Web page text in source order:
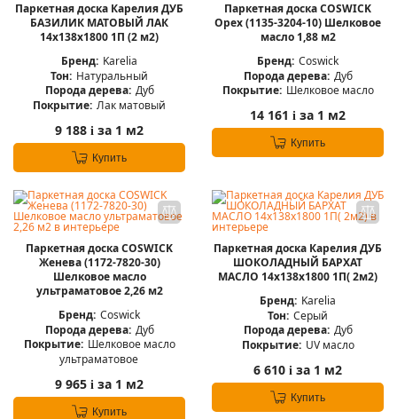
Паркетная доска Карелия ДУБ
БАЗИЛИК МАТОВЫЙ ЛАК
14x138x1800 1П (2 м2)
Бренд: Karelia
Тон: Натуральный
Порода дерева: Дуб
Покрытие: Лак матовый
9 188 i за 1 м2
Купить
Паркетная доска COSWICK
Орех (1135-3204-10) Шелковое
масло 1,88 м2
Бренд: Coswick
Порода дерева: Дуб
Покрытие: Шелковое масло
14 161 i за 1 м2
Купить
Паркетная доска COSWICK
Женева (1172-7820-30)
Шелковое масло
ультраматовое 2,26 м2
Бренд: Coswick
Порода дерева: Дуб
Покрытие: Шелковое масло
ультраматовое
9 965 i за 1 м2
Купить
Паркетная доска Карелия ДУБ
ШОКОЛАДНЫЙ БАРХАТ
МАСЛО 14x138x1800 1П( 2м2)
Бренд: Karelia
Тон: Серый
Порода дерева: Дуб
Покрытие: UV масло
6 610 i за 1 м2
Купить